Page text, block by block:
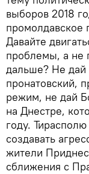
выборов 2018
промолдавское
Давайте
проблемы, а не
дальше? Не дай
пронатовский,
режим, не дай
на Днестре,
году.
создавать
жители
сближения с